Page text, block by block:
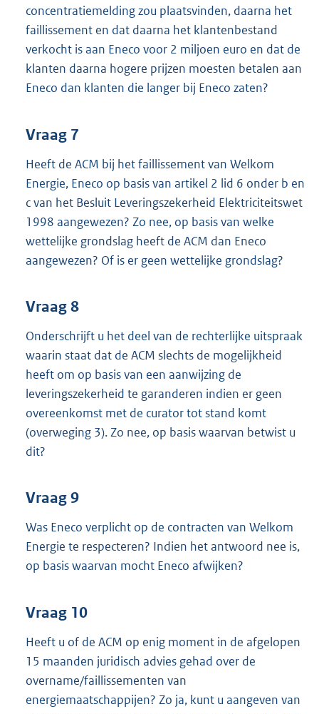
concentratiemelding zou plaatsvinden, daarna het
faillissement en dat daarna het klantenbestand
verkocht is aan Eneco voor 2 miljoen euro en dat de
klanten daarna hogere prijzen moesten betalen aan
Eneco dan klanten die langer bij Eneco zaten?
Vraag 7
Heeft de ACM bij het faillissement van Welkom
Energie, Eneco op basis van artikel 2 lid 6 onder b en
c van het Besluit Leveringszekerheid Elektriciteitswet
1998 aangewezen? Zo nee, op basis van welke
wettelijke grondslag heeft de ACM dan Eneco
aangewezen? Of is er geen wettelijke grondslag?
Vraag 8
Onderschrijft u het deel van de rechterlijke uitspraak
waarin staat dat de ACM slechts de mogelijkheid
heeft om op basis van een aanwijzing de
leveringszekerheid te garanderen indien er geen
overeenkomst met de curator tot stand komt
(overweging 3). Zo nee, op basis waarvan betwist u
dit?
Vraag 9
Was Eneco verplicht op de contracten van Welkom
Energie te respecteren? Indien het antwoord nee is,
op basis waarvan mocht Eneco afwijken?
Vraag 10
Heeft u of de ACM op enig moment in de afgelopen
15 maanden juridisch advies gehad over de
overname/faillissementen van
energiemaatschappijen? Zo ja, kunt u aangeven van